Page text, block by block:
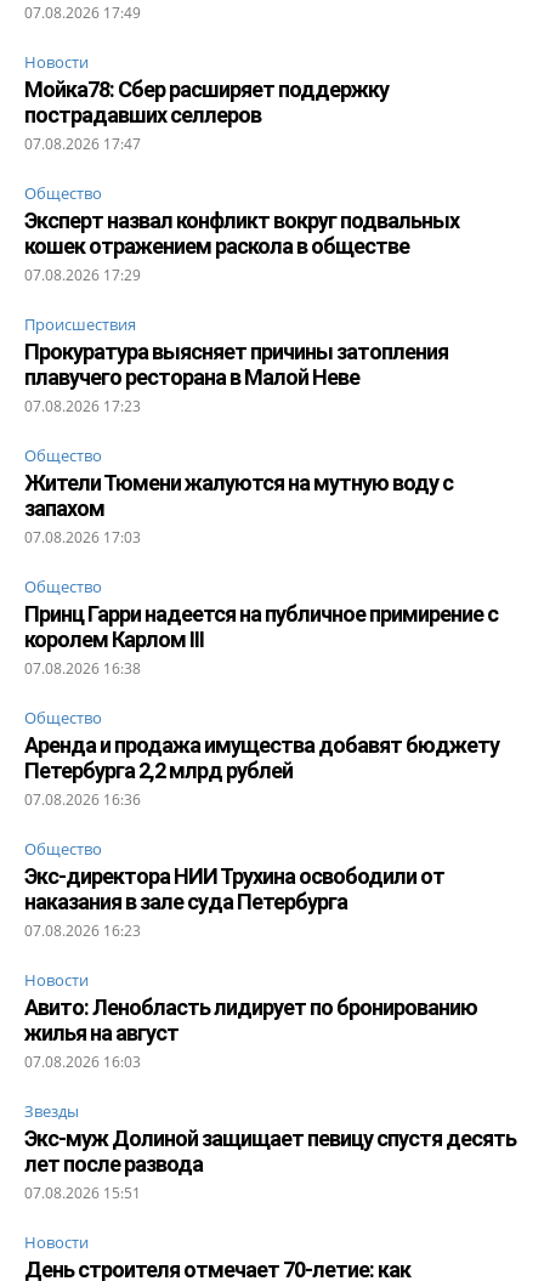
07.08.2026 17:49
Новости
Мойка78: Сбер расширяет поддержку
пострадавших селлеров
07.08.2026 17:47
Общество
Эксперт назвал конфликт вокруг подвальных
кошек отражением раскола в обществе
07.08.2026 17:29
Происшествия
Прокуратура выясняет причины затопления
плавучего ресторана в Малой Неве
07.08.2026 17:23
Общество
Жители Тюмени жалуются на мутную воду с
запахом
07.08.2026 17:03
Общество
Принц Гарри надеется на публичное примирение с
королем Карлом III
07.08.2026 16:38
Общество
Аренда и продажа имущества добавят бюджету
Петербурга 2,2 млрд рублей
07.08.2026 16:36
Общество
Экс-директора НИИ Трухина освободили от
наказания в зале суда Петербурга
07.08.2026 16:23
Новости
Авито: Ленобласть лидирует по бронированию
жилья на август
07.08.2026 16:03
Звезды
Экс-муж Долиной защищает певицу спустя десять
лет после развода
07.08.2026 15:51
Новости
День строителя отмечает 70-летие: как